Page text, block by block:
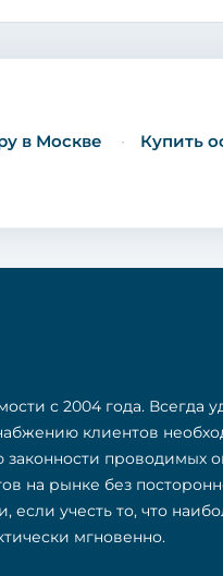
в Москве Купить
с 2004 года. Всегда
клиентов
проводимых
на рынке без
если учесть то, что
мгновенно.